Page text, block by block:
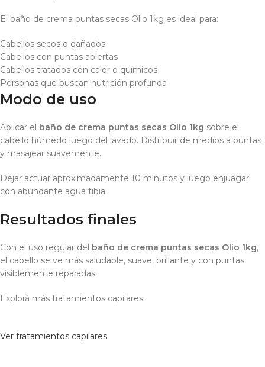
El baño de crema puntas secas Olio 1kg es ideal para:
Cabellos secos o dañados
Cabellos con puntas abiertas
Cabellos tratados con calor o químicos
Personas que buscan nutrición profunda
Modo de uso
Aplicar el baño de crema puntas secas Olio 1kg sobre el
cabello húmedo luego del lavado. Distribuir de medios a puntas
y masajear suavemente.
Dejar actuar aproximadamente 10 minutos y luego enjuagar
con abundante agua tibia.
Resultados finales
Con el uso regular del baño de crema puntas secas Olio 1kg,
el cabello se ve más saludable, suave, brillante y con puntas
visiblemente reparadas.
Explorá más tratamientos capilares:
Ver tratamientos capilares